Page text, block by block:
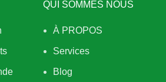
QUI SOMMES NOUS
À PROPOS
Services
Blog